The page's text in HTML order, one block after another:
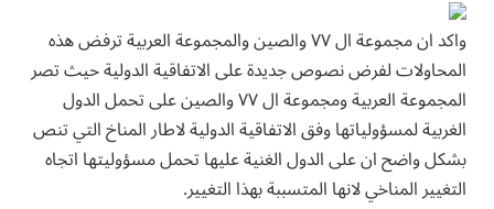
واكد ان مجموعة ال ٧٧ والصين والمجموعة العربية ترفض هذه
المحاولات لفرض نصوص جديدة على الاتفاقية الدولية حيث تصر
المجموعة العربية ومجموعة ال ٧٧ والصين على تحمل الدول
الغربية لمسؤولياتها وفق الاتفاقية الدولية لاطار المناخ التي تنص
بشكل واضح ان على الدول الغنية عليها تحمل مسؤوليتها اتجاه
التغيير المناخي لانها المتسببة بهذا التغيير.